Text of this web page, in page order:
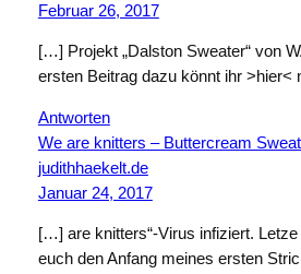
Februar 26, 2017
[…] Projekt „Dalston Sweater“ von
ersten Beitrag dazu könnt ihr >hier<
Antworten
We are knitters – Buttercream
judithhaekelt.de
Januar 24, 2017
[…] are knitters“-Virus infiziert.
euch den Anfang meines ersten